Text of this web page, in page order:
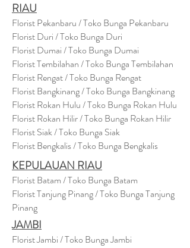
RIAU
Florist Pekanbaru / Toko Bunga Pekanbaru
Florist Duri / Toko Bunga Duri
Florist Dumai / Toko Bunga Dumai
Florist Tembilahan / Toko Bunga Tembilahan
Florist Rengat / Toko Bunga Rengat
Florist Bangkinang / Toko Bunga Bangkinang
Florist Rokan Hulu / Toko Bunga Rokan Hulu
Florist Rokan Hilir / Toko Bunga Rokan Hilir
Florist Siak / Toko Bunga Siak
Florist Bengkalis / Toko Bunga Bengkalis
KEPULAUAN RIAU
Florist Batam / Toko Bunga Batam
Florist Tanjung Pinang / Toko Bunga Tanjung
Pinang
JAMBI
Florist Jambi / Toko Bunga Jambi